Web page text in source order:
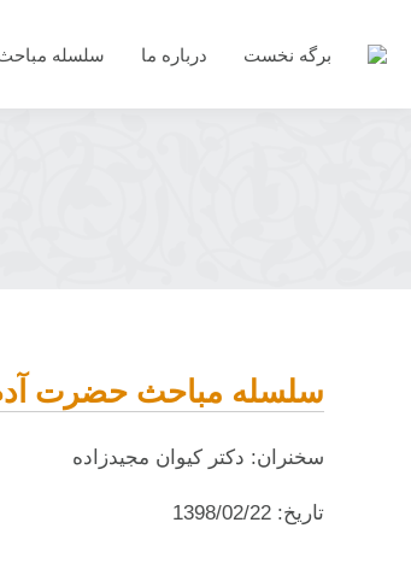
برگه نخست درباره ما سلسله
سلسله مباحث حضرت
سخنران: دکتر کیوان مجیدزاده
تاریخ: 1398/02/22